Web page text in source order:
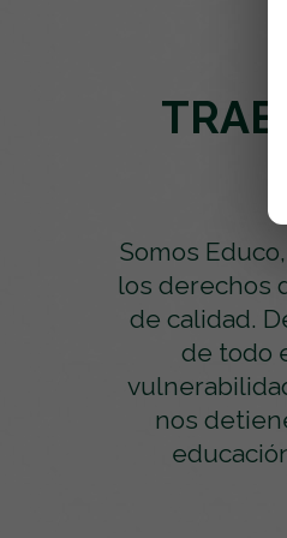
Somos
los derechos
de calidad.
de todo
nos